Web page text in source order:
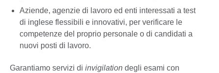
Aziende, agenzie di lavoro ed enti interessati a test
di inglese flessibili e innovativi, per verificare le
competenze del proprio personale o di candidati a
nuovi posti di lavoro.
Garantiamo servizi di invigilation degli esami con